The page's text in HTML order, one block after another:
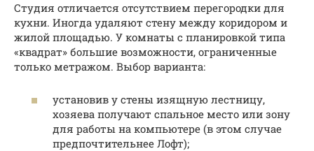
Студия отличается отсутствием перегородки для
кухни. Иногда удаляют стену между коридором и
жилой площадью. У комнаты с планировкой типа
«квадрат» большие возможности, ограниченные
только метражом. Выбор варианта:
установив у стены изящную лестницу,
хозяева получают спальное место или зону
для работы на компьютере (в этом случае
предпочтительнее Лофт);